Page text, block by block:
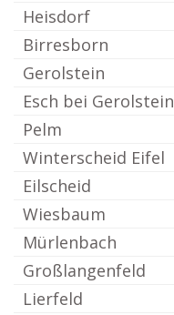
Heisdorf
Birresborn
Gerolstein
Esch bei Gerolstein
Pelm
Winterscheid Eifel
Eilscheid
Wiesbaum
Mürlenbach
Großlangenfeld
Lierfeld